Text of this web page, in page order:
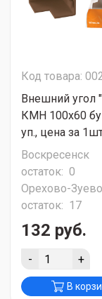
Код товара:
Внешний угол
КМН 100х60
уп., цена за
Воскресенск
остаток: 0
Орехово-Зуево
остаток: 17
132 руб.
- +
В